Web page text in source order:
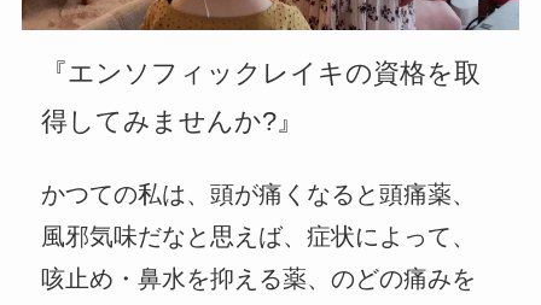
『エンソフィックレイキの資格を取
得してみませんか?』
かつての私は、頭が痛くなると頭痛薬、
風邪気味だなと思えば、症状によって、
咳止め・鼻水を抑える薬、のどの痛みを